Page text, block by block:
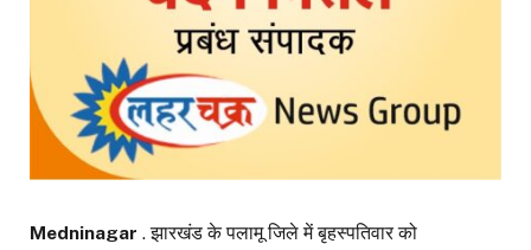
Medninagar . झारखंड के पलामू जिले में बृहस्पतिवार को